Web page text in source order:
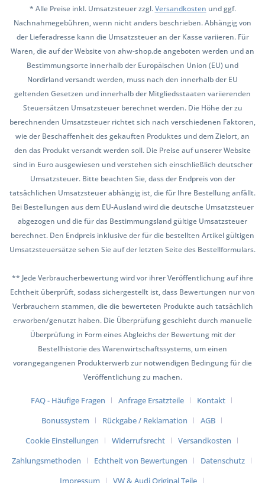
* Alle Preise inkl. Umsatzsteuer zzgl.Versandkosten und ggf.
Nachnahmegebühren, wenn nicht anders beschrieben. Abhängig von
der Lieferadresse kann die Umsatzsteuer an der Kasse variieren. Für
Waren, die auf der Website von ahw-shop.de angeboten werden und an
Bestimmungsorte innerhalb der Europäischen Union (EU) und
Nordirland versandt werden, muss nach den innerhalb der EU
geltenden Gesetzen und innerhalb der Mitgliedsstaaten variierenden
Steuersätzen Umsatzsteuer berechnet werden. Die Höhe der zu
berechnenden Umsatzsteuer richtet sich nach verschiedenen Faktoren,
wie der Beschaffenheit des gekauften Produktes und dem Zielort, an
den das Produkt versandt werden soll. Die Preise auf unserer Website
sind in Euro ausgewiesen und verstehen sich einschließlich deutscher
Umsatzsteuer. Bitte beachten Sie, dass der Endpreis von der
tatsächlichen Umsatzsteuer abhängig ist, die für Ihre Bestellung anfällt.
Bei Bestellungen aus dem EU-Ausland wird die deutsche Umsatzsteuer
abgezogen und die für das Bestimmungsland gültige Umsatzsteuer
berechnet. Den Endpreis inklusive der für die bestellten Artikel gültigen
Umsatzsteuersätze sehen Sie auf der letzten Seite des Bestellformulars.
** Jede Verbraucherbewertung wird vor ihrer Veröffentlichung auf ihre
Echtheit überprüft, sodass sichergestellt ist, dass Bewertungen nur von
Verbrauchern stammen, die die bewerteten Produkte auch tatsächlich
erworben/genutzt haben. Die Überprüfung geschieht durch manuelle
Überprüfung in Form eines Abgleichs der Bewertung mit der
Bestellhistorie des Warenwirtschaftssystems, um einen
vorangegangenen Produkterwerb zur notwendigen Bedingung für die
Veröffentlichung zu machen.
FAQ - Häufige Fragen Anfrage Ersatzteile
Kontakt
Bonussystem
Rückgabe / Reklamation
AGB
Cookie Einstellungen
Widerrufsrecht
Versandkosten
Zahlungsmethoden
Echtheit von Bewertungen
Datenschutz
Impressum
VW & Audi Original Teile